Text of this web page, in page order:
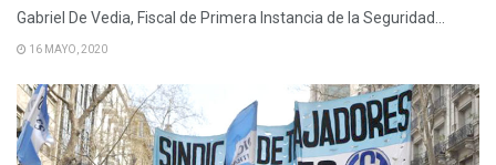
Gabriel De Vedia, Fiscal de Primera Instancia de la Seguridad...
16 MAYO, 2020